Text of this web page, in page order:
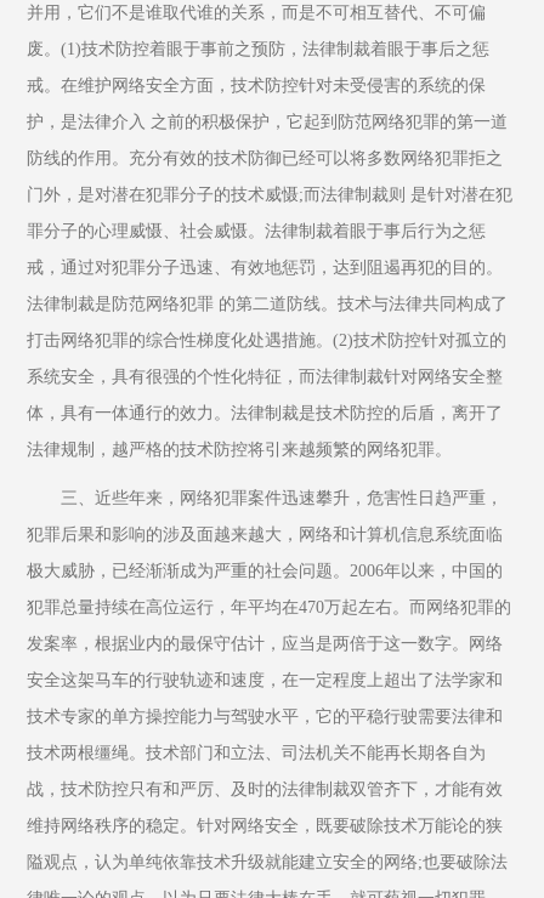
并用，它们不是谁取代谁的关系，而是不可相互替代、不可偏
废。(1)技术防控着眼于事前之预防，法律制裁着眼于事后之惩
戒。在维护网络安全方面，技术防控针对未受侵害的系统的保
护，是法律介入 之前的积极保护，它起到防范网络犯罪的第一道
防线的作用。充分有效的技术防御已经可以将多数网络犯罪拒之
门外，是对潜在犯罪分子的技术威慑;而法律制裁则 是针对潜在犯
罪分子的心理威慑、社会威慑。法律制裁着眼于事后行为之惩
戒，通过对犯罪分子迅速、有效地惩罚，达到阻遏再犯的目的。
法律制裁是防范网络犯罪 的第二道防线。技术与法律共同构成了
打击网络犯罪的综合性梯度化处遇措施。(2)技术防控针对孤立的
系统安全，具有很强的个性化特征，而法律制裁针对网络安全整
体，具有一体通行的效力。法律制裁是技术防控的后盾，离开了
法律规制，越严格的技术防控将引来越频繁的网络犯罪。
三、近些年来，网络犯罪案件迅速攀升，危害性日趋严重，
犯罪后果和影响的涉及面越来越大，网络和计算机信息系统面临
极大威胁，已经渐渐成为严重的社会问题。2006年以来，中国的
犯罪总量持续在高位运行，年平均在470万起左右。而网络犯罪的
发案率，根据业内的最保守估计，应当是两倍于这一数字。网络
安全这架马车的行驶轨迹和速度，在一定程度上超出了法学家和
技术专家的单方操控能力与驾驶水平，它的平稳行驶需要法律和
技术两根缰绳。技术部门和立法、司法机关不能再长期各自为
战，技术防控只有和严厉、及时的法律制裁双管齐下，才能有效
维持网络秩序的稳定。针对网络安全，既要破除技术万能论的狭
隘观点，认为单纯依靠技术升级就能建立安全的网络;也要破除法